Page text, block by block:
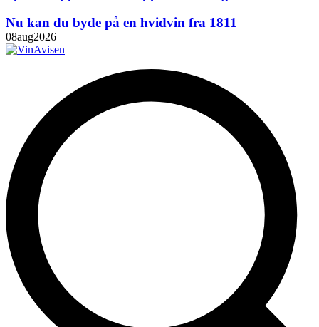
Nu kan du byde på en hvidvin fra 1811
08aug2026